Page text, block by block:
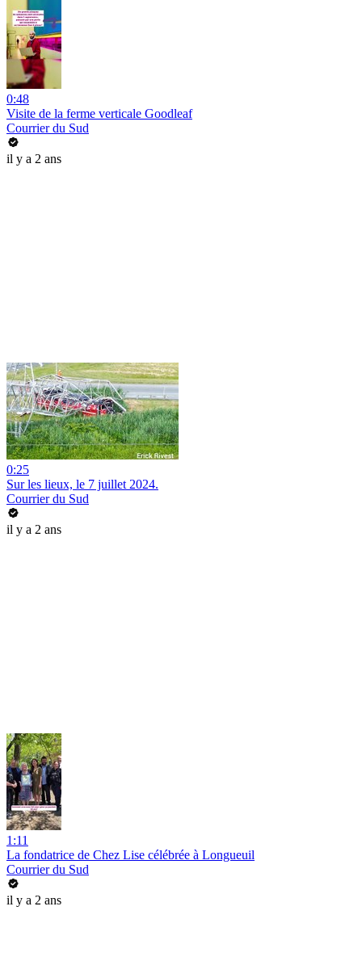
0:48
Visite de la ferme verticale Goodleaf
Courrier du Sud
il y a 2 ans
0:25
Sur les lieux, le 7 juillet 2024.
Courrier du Sud
il y a 2 ans
1:11
La fondatrice de Chez Lise célébrée à Longueuil
Courrier du Sud
il y a 2 ans